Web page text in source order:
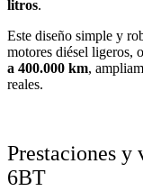
litros.
Este diseño simple y
motores diésel ligeros,
a 400.000 km,
reales.
Prestaciones y
6BT